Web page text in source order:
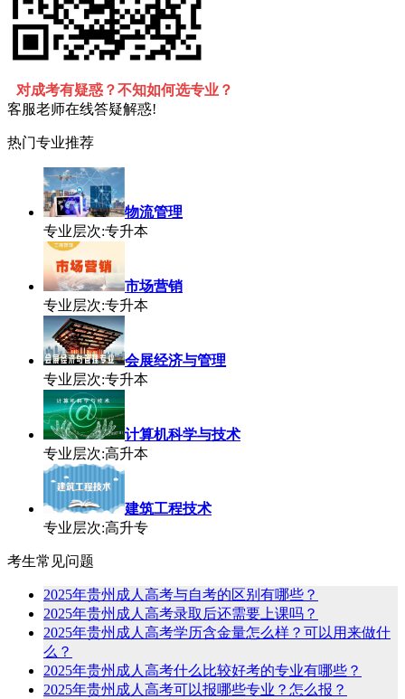
对成考有疑惑？不知如何选专业？
客服老师在线答疑解惑!
热门专业推荐
物流管理
专业层次:专升本
市场营销
专业层次:专升本
会展经济与管理
专业层次:专升本
计算机科学与技术
专业层次:高升本
建筑工程技术
专业层次:高升专
考生常见问题
2025年贵州成人高考与自考的区别有哪些？
2025年贵州成人高考录取后还需要上课吗？
2025年贵州成人高考学历含金量怎么样？可以用来做什
么？
2025年贵州成人高考什么比较好考的专业有哪些？
2025年贵州成人高考可以报哪些专业？怎么报？